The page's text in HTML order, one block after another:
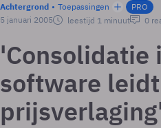
Achtergrond Toepassingen
PRO
5 januari 2005
leestijd 1 minuut 0
'Consolidatie
software